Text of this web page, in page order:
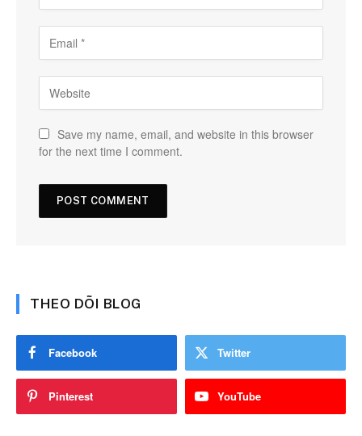
Save my name, email, and website in this browser
for the next time I comment.
THEO DÕI BLOG
Facebook Twitter
Pinterest YouTube